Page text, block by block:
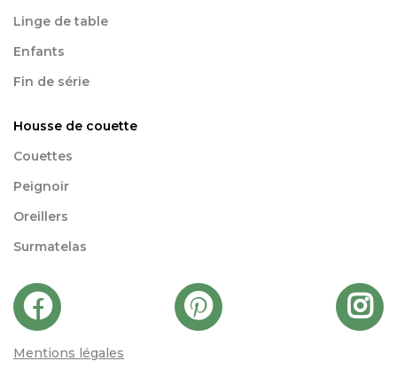
Linge de table
Enfants
Fin de série
Housse de couette
Couettes
Peignoir
Oreillers
Surmatelas
Mentions légales